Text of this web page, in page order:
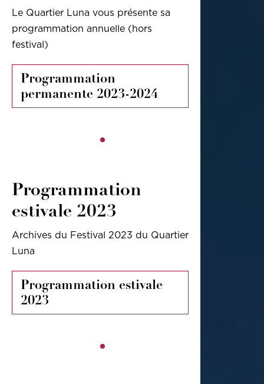
Le Quartier Luna vous présente sa
programmation annuelle (hors
festival)
Programmation
permanente 2023-2024
Programmation
estivale 2023
Archives du Festival 2023 du Quartier
Luna
Programmation estivale
2023